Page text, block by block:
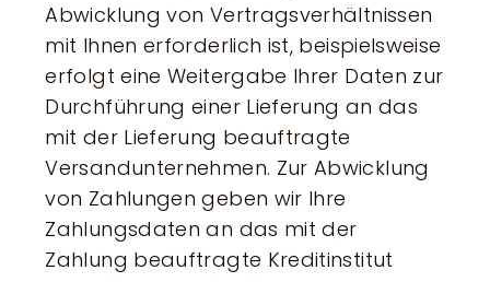
Abwicklung von Vertragsverhältnissen
mit Ihnen erforderlich ist, beispielsweise
erfolgt eine Weitergabe Ihrer Daten zur
Durchführung einer Lieferung an das
mit der Lieferung beauftragte
Versandunternehmen. Zur Abwicklung
von Zahlungen geben wir Ihre
Zahlungsdaten an das mit der
Zahlung beauftragte Kreditinstitut